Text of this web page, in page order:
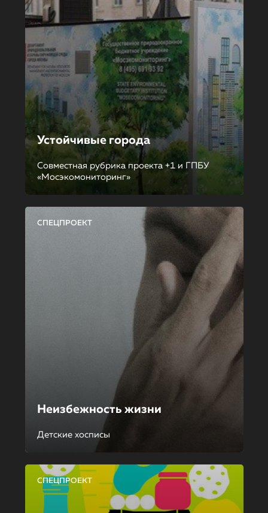
Устойчивые города
Совместная рубрика проекта +1 и ГПБУ
«Мосэкомониторинг»
СПЕЦПРОЕКТ
Неизбежность жизни
Детские хосписы
СПЕЦПРОЕКТ